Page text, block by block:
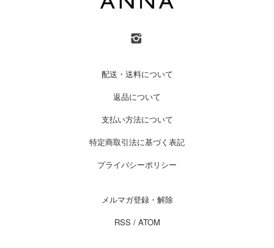
配送・送料について
返品について
支払い方法について
特定商取引法に基づく表記
プライバシーポリシー
メルマガ登録・解除
RSS / ATOM